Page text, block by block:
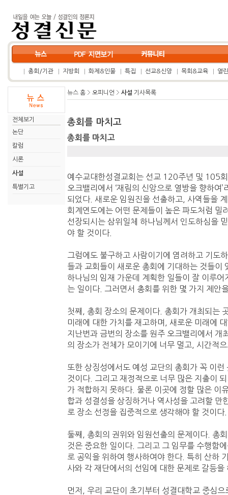
총회/기관 지방회 화제&인물 특집 선교&신앙 목회&교육 열
전체보기
논단
칼럼
시론
사설
특별기고
뉴스 홈 오피니언 사설 기사목록
총회를 마치고
총회를 마치고
예수교대한성결교회는 선교 120주년 및 105
오크밸리에서 ‘재림의 신앙으로 열방을 향하여
되었다. 새로운 임원진을 선출하고, 사역들을
회계연도에는 어떤 문제들이 높은 파도처럼 밀
선장되시는 삼위일체 하나님께서 인도하심을
야 할 것이다.
그럼에도 불구하고 사람이기에 염려하고 기도
들과 교회들이 새로운 총회에 기대하는 것들이
하나님의 임재 가운데 계획한 일들이 잘 이루
는 일이다. 그러면서 총회를 위한 몇 가지 제안
첫째, 총회 장소의 문제이다. 총회가 개최되는
미래에 대한 가치를 재고하며, 새로운 미래에
지난번과 금번의 장소를 원주 오크밸리에서 개
의 장소가 전체가 모이기에 너무 멀고, 시간적
또한 상징성에서도 예성 교단의 총회가 꼭 이
것이다. 그리고 재정적으로 너무 많은 지출이
가 적합하지 못하다. 물론 이곳에 정할 많은 이
합과 성결성을 상징하거나 역사성을 고려할 만
로 장소 선정을 집중적으로 생각해야 할 것이다.
둘째, 총회의 권위와 임원선출의 문제이다. 총
것은 중요한 일이다. 그리고 그 임무를 수행함
로 공익을 위하여 행사하여야 한다. 특히 산하
사와 각 재단에서의 선임에 대한 문제로 갈등
먼저, 우리 교단이 초기부터 성결대학교 중심